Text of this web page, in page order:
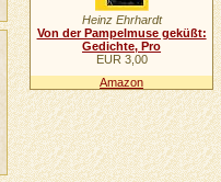
Heinz Ehrhardt
Von der Pampelmuse geküßt:
Gedichte, Pro
EUR 3,00
Amazon